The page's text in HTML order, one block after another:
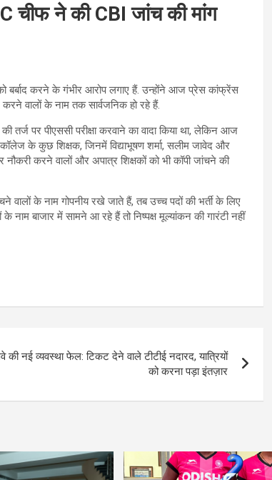
चीफ ने की CBI जांच की मांग
बर्बाद करने के गंभीर आरोप लगाए हैं. उन्होंने आज प्रेस कांफ्रेंस
करने वालों के नाम तक सार्वजनिक हो रहे हैं.
तर्ज पर पीएससी परीक्षा करवाने का वादा किया था, लेकिन आज
कॉलेज के कुछ शिक्षक, जिनमें विद्याभूषण शर्मा, सलीम जावेद और
करने वालों और अपात्र शिक्षकों को भी कॉपी जांचने की
वालों के नाम गोपनीय रखे जाते हैं, तब उच्च पदों की भर्ती के लिए
के नाम बाजार में सामने आ रहे हैं तो निष्पक्ष मूल्यांकन की गारंटी नहीं
की नई व्यवस्था फेल: टिकट देने वाले टीटीई नदारद, यात्रियों
को करना पड़ा इंतज़ार